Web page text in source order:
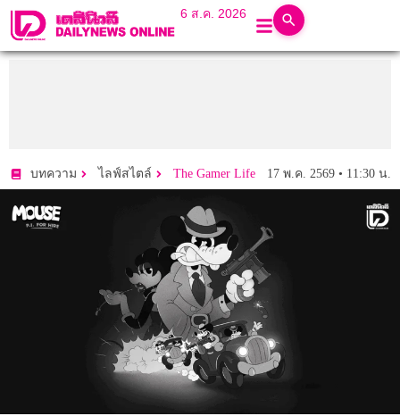
6 ส.ค. 2026
บทความ ไลฟ์สไตล์ The Gamer Life 17 พ.ค. 2569 • 11:30 น.